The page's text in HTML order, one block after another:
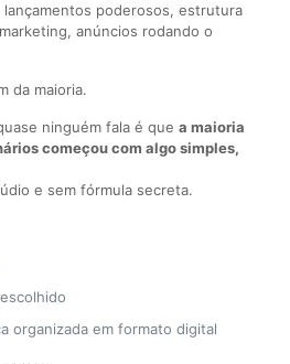
poderosos, estrutura
anúncios rodando o
da maioria.
ninguém fala é que a maioria
começou com algo simples,
e sem fórmula secreta.
organizada em formato digital